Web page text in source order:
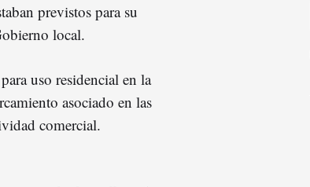
previstos para su
local.
para uso residencial en la
asociado en las
comercial.